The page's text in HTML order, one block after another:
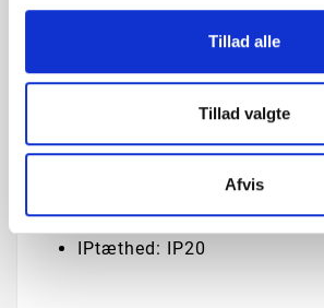
Tillad alle
Tillad valgte
Afvis
Kan opgraderes via
Opstart: Øjeblikkelig 100%
Størrelse:H:5,1cm x Ø:35cm
Farve: Sort
IPtæthed: IP20